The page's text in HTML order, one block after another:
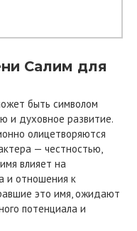
Салим для
быть символом
и духовное развитие.
олицетворяются
— честностью,
влияет на
и отношения к
это имя, ожидают
потенциала и